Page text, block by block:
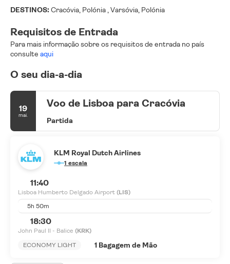
DESTINOS:Cracóvia, Polónia , Varsóvia, Polónia
Requisitos de Entrada
Para mais informação sobre os requisitos de entrada no país
consulte aqui
O seu dia-a-dia
19
mai.
Voo de Lisboa para Cracóvia
Partida
KLM Royal Dutch Airlines
1 escala
11:40
Lisboa Humberto Delgado Airport (LIS)
5h 50m
18:30
John Paul II - Balice (KRK)
ECONOMY LIGHT
1 Bagagem de Mão